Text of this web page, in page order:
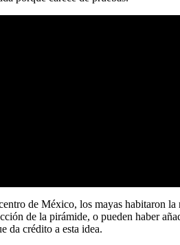
de México, los mayas habitaron
de la pirámide, o pueden haber
da crédito a esta idea.